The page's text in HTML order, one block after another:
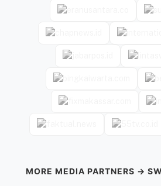
MORE MEDIA PARTNERS →